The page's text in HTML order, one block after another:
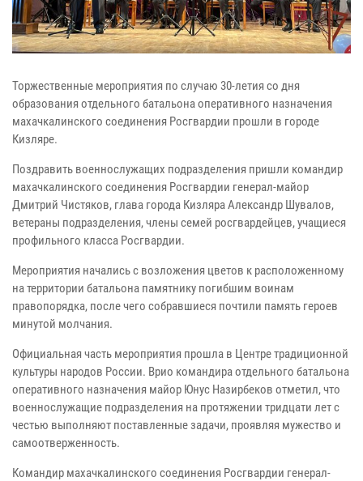
Торжественные мероприятия по случаю 30-летия со дня
образования отдельного батальона оперативного назначения
махачкалинского соединения Росгвардии прошли в городе
Кизляре.
Поздравить военнослужащих подразделения пришли командир
махачкалинского соединения Росгвардии генерал-майор
Дмитрий Чистяков, глава города Кизляра Александр Шувалов,
ветераны подразделения, члены семей росгвардейцев, учащиеся
профильного класса Росгвардии.
Мероприятия начались с возложения цветов к расположенному
на территории батальона памятнику погибшим воинам
правопорядка, после чего собравшиеся почтили память героев
минутой молчания.
Официальная часть мероприятия прошла в Центре традиционной
культуры народов России. Врио командира отдельного батальона
оперативного назначения майор Юнус Назирбеков отметил, что
военнослужащие подразделения на протяжении тридцати лет с
честью выполняют поставленные задачи, проявляя мужество и
самоотверженность.
Командир махачкалинского соединения Росгвардии генерал-